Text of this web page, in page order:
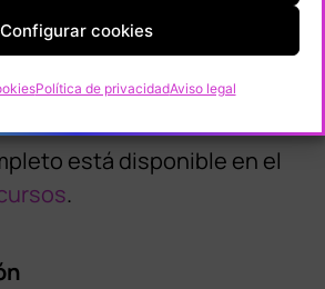
Configurar cookies
Política de privacidadAviso legal
Garbiñe Ortega,
Sonia Estévez, Gidoi,
está disponible en el
.